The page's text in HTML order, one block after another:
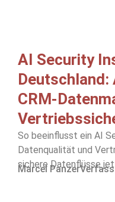
AI Security
Deutschland:
CRM-
So beeinflusst ein AI
Datenqualität und
sichere Datenflüsse
Marcel Panzer